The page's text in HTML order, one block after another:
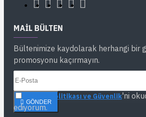
MAIL BÜLTEN
Bültenimize kaydolarak herhangi bir
promosyonu kaçırmayın.
GÖNDER
Gizlilik Politikası ve Güvenlik'ni
ediyorum.